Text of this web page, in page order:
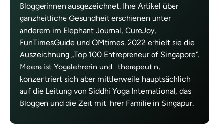
Bloggerinnen ausgezeichnet. Ihre Artikel über
ganzheitliche Gesundheit erschienen unter
anderem im Elephant Journal, CureJoy,
FunTimesGuide und OMtimes. 2022 erhielt sie die
Auszeichnung „Top 100 Entrepreneur of Singapore“.
Meera ist Yogalehrerin und -therapeutin,
konzentriert sich aber mittlerweile hauptsächlich
auf die Leitung von Siddhi Yoga International, das
Bloggen und die Zeit mit ihrer Familie in Singapur.